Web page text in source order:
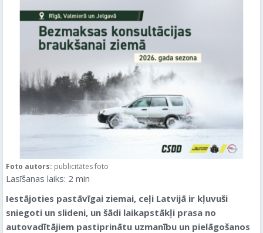
Foto autors: publicitātes foto
Lasīšanas laiks: 2 min
Iestājoties pastāvīgai ziemai, ceļi Latvijā ir kļuvuši
sniegoti un slideni, un šādi laikapstākļi prasa no
autovadītājiem pastiprinātu uzmanību un pielāgošanos